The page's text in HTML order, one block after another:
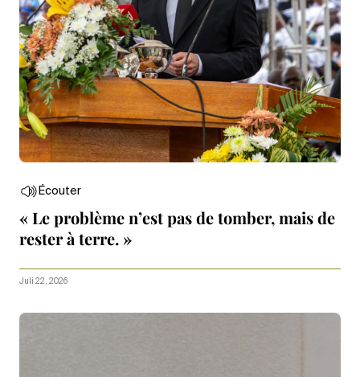
Écouter
« Le problème n’est pas de tomber, mais de
rester à terre. »
Juli 22, 2026